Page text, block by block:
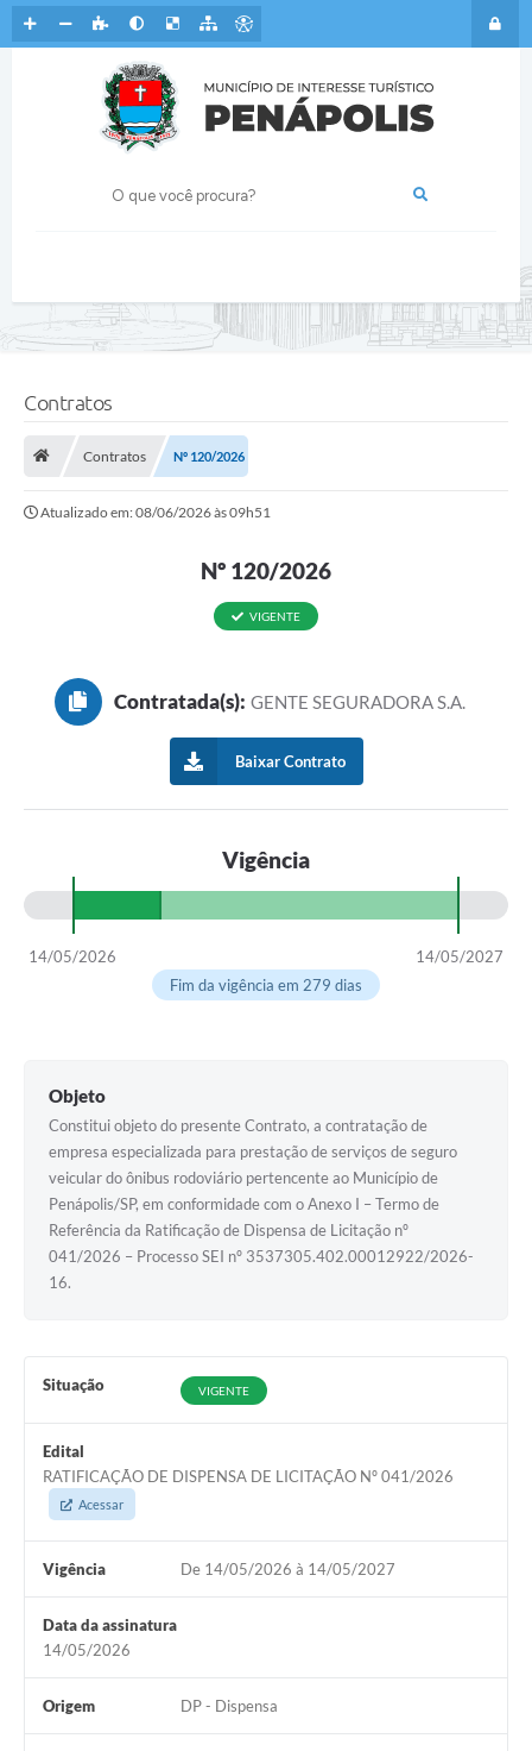
Contratos
Contratos Nº 120/2026
Atualizado em: 08/06/2026 às 09h51
Nº 120/2026
VIGENTE
Contratada(s): GENTE SEGURADORA S.A.
Baixar Contrato
Vigência
14/05/2026
14/05/2027
Fim da vigência em 279 dias
Objeto
Constitui objeto do presente Contrato, a contratação de
empresa especializada para prestação de serviços de seguro
veicular do ônibus rodoviário pertencente ao Município de
Penápolis/SP, em conformidade com o Anexo I – Termo de
Referência da Ratificação de Dispensa de Licitação nº
041/2026 – Processo SEI nº 3537305.402.00012922/2026-
16.
Situação VIGENTE
Edital
RATIFICAÇÃO DE DISPENSA DE LICITAÇÃO Nº 041/2026
Acessar
Vigência De 14/05/2026 à 14/05/2027
Data da assinatura
14/05/2026
Origem DP - Dispensa